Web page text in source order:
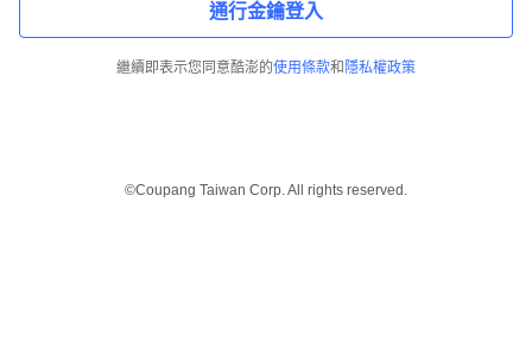
通行金鑰登入
繼續即表示您同意酷澎的使用條款和 隱私權政策
©Coupang Taiwan Corp. All rights reserved.